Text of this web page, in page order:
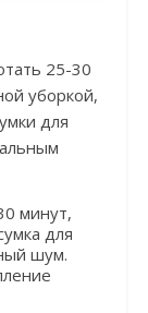
25-30
уборкой,
для
минут,
для
шум.